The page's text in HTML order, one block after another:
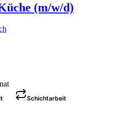
(m/w/d)
Schichtarbeit